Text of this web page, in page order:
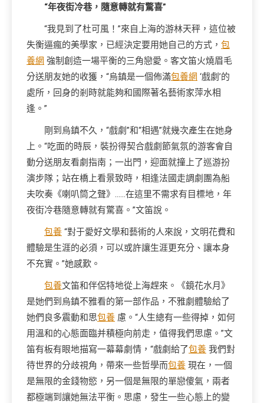
“年夜街冷巷，隨意轉就有驚喜”
“我見到了杜可風！”來自上海的游林天秤，這位被
失衡逼瘋的美學家，已經決定要用她自己的方式， 包
養網 強制創造一場平衡的三角戀愛。客文笛火燒眉毛
分送朋友她的收獲，“烏鎮是一個佈滿包養網 ‘戲劇’的
處所，回身的剎時就能夠和國際著名藝術家萍水相
逢。”
剛到烏鎮不久，“戲劇”和“相遇”就幾次產生在她身
上。“吃面的時辰，裝扮得契合戲劇節氣氛的游客會自
動分送朋友看劇指南；一出門，迎面就撞上了巡游扮
演步隊；站在橋上看景致時，相逢法國走調劇團為船
夫吹奏《喇叭筒之聲》……在這里不需求有目標地，年
夜街冷巷隨意轉就有驚喜。”文笛說。
包養 “對于愛好文學和藝術的人來說，文明花費和
體驗是生涯的必須，可以或許讓生涯更充分、讓本身
不充實。”她感歎。
包養文笛和伴侶特地從上海趕來。《鏡花水月》
是她們到烏鎮不雅看的第一部作品，不雅劇體驗給了
她們良多震動和思包養 慮。“人生總有一些得掉，如何
用溫和的心態面臨并積極向前走，值得我們思慮。”文
笛有板有眼地描寫一幕幕劇情，“戲劇給了包養 我們對
待世界的分歧視角，帶來一些哲學而包養 現在，一個
是無限的金錢物慾，另一個是無限的單戀傻氣，兩者
都極端到讓她無法平衡。思慮，發生一些心態上的變